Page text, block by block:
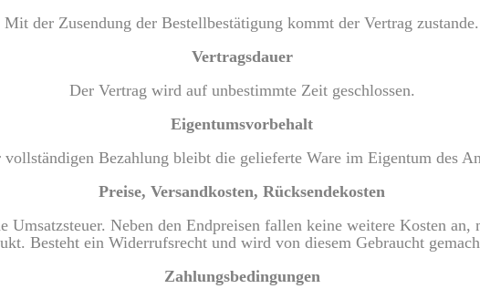
Mit der Zusendung der Bestellbestätigung kommt der Vertrag zustande.
Vertragsdauer
Der Vertrag wird auf unbestimmte Zeit geschlossen.
Eigentumsvorbehalt
Bezahlung bleibt die gelieferte Ware im Eigentum des
Preise, Versandkosten, Rücksendekosten
Umsatzsteuer. Neben den Endpreisen fallen keine weitere Kosten
Besteht ein Widerrufsrecht und wird von diesem Gebraucht
Zahlungsbedingungen